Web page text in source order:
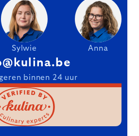
Sylwie Anna
binnen 24 uur